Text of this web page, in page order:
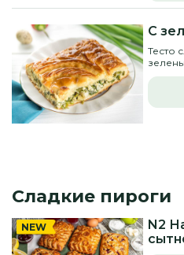
С
Тесто
Сладкие пироги
NEW
N2